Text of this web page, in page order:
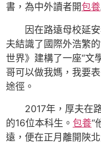
書，為中外讀者開包養
因在路遠母校延
夫結識了國際外浩繁
世界》建構了一座“文
哥可以做我媽，我要
途徑。
2017年，厚夫在
的16位本科生。 包養“
遠，便在正月離開陜